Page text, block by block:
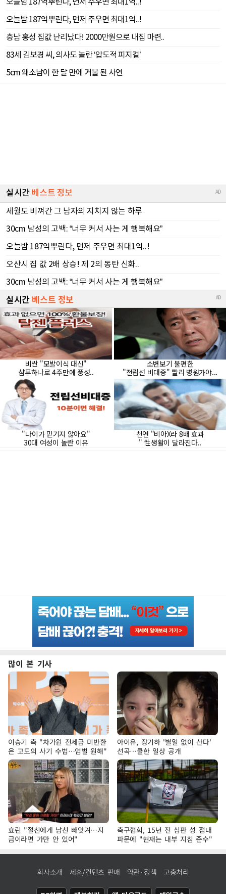
많이 본 기사
이승기 측 "차가원 전세금 미반환
은 고도의 사기 수법…엄벌 원해"
아이유, 장기하 '별일 없이 산다'
선곡…쿨한 일상 공개
효린 "절친에게 남친 빼앗겨…지
금이라면 가만 안 있어"
축구협회, 15년 전 심판 성 접대
파문에 "현재는 내부 지침 준수"
회사소개 제휴/컨텐츠 판매 약관·정책 고충처리